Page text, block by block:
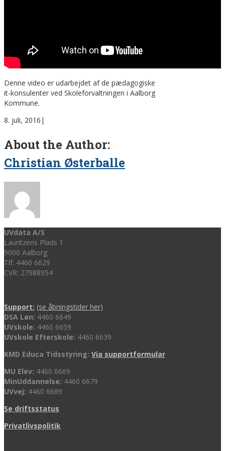
Denne video er udarbejdet af de pædagogiske
it-konsulenter ved Skoleforvaltningen i Aalborg
Kommune.
8. juli, 2016 |
About the Author:
Christian Østerballe
UVdata A/S
Lauritzens Plads 1
9000 Aalborg
Tlf: 4460 6629
CVR: 27988954
Support: (se åbningstider her)
DSA Løn: 4460 6649
UVskole: 4460 6659
UVskole Efterskole: 4460 6639
KMD Educa Tidsstyring: Via supportformular
MU Elev: 4460 6669
MinUddannelse: 4460 6679
UVvej: 4460 6689
Se driftsstatus
Privatlivspolitik